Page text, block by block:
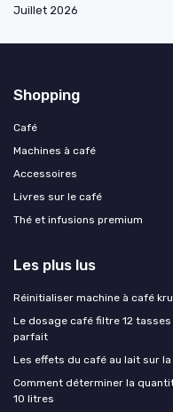
Juillet 2026
Shopping
Café
Machines à café
Accessoires
Livres sur le café
Thé et infusions premium
Les plus lus
Réinitialiser machine à café
Le dosage café filtre 12
parfait
Les effets du café au lait sur
Comment déterminer la
10 litres